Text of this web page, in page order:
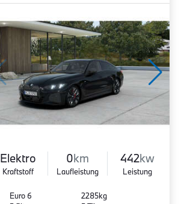
Elektro
Kraftstoff
0km
Laufleistung
442kw
Leistung
Euro 6
2285kg